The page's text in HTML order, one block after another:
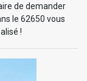
de demander
le 62650 vous
!